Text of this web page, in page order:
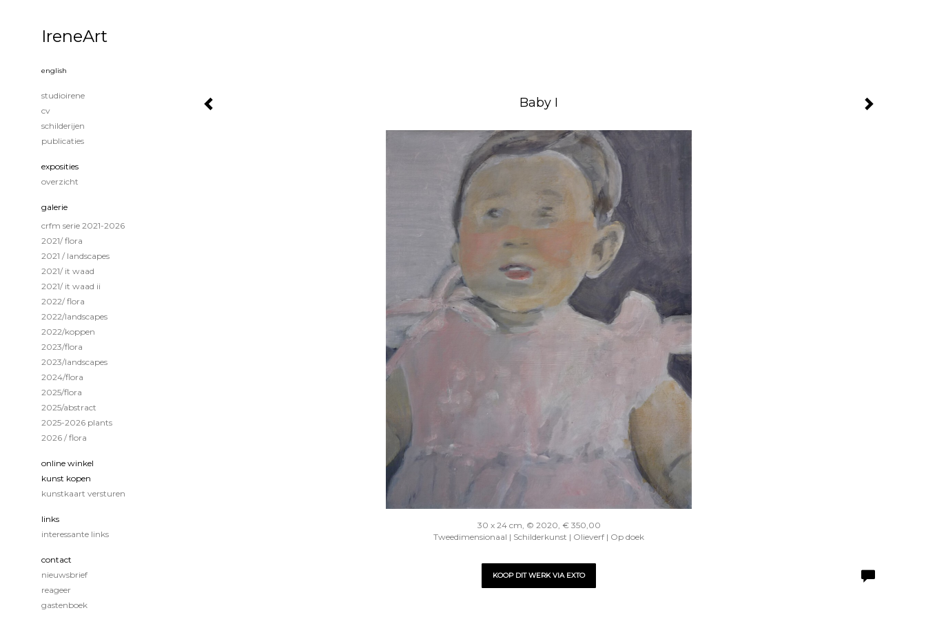
Baby I
30 x 24 cm, © 2020, € 350,00
Tweedimensionaal | Schilderkunst | Olieverf | Op doek
KOOP DIT WERK VIA EXTO
IreneArt
english
studioirene
cv
schilderijen
publicaties
exposities
overzicht
galerie
crfm serie 2021-2026
2021/ flora
2021 / landscapes
2021/ it waad
2021/ it waad ii
2022/ flora
2022/landscapes
2022/koppen
2023/flora
2023/landscapes
2024/flora
2025/flora
2025/abstract
2025-2026 plants
2026 / flora
online winkel
kunst kopen
kunstkaart versturen
links
interessante links
contact
nieuwsbrief
reageer
gastenboek